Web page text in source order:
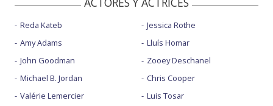
Reda Kateb
Amy Adams
John Goodman
Michael B. Jordan
Valérie Lemercier
Jessica Rothe
Lluís Homar
Zooey Deschanel
Chris Cooper
Luis Tosar